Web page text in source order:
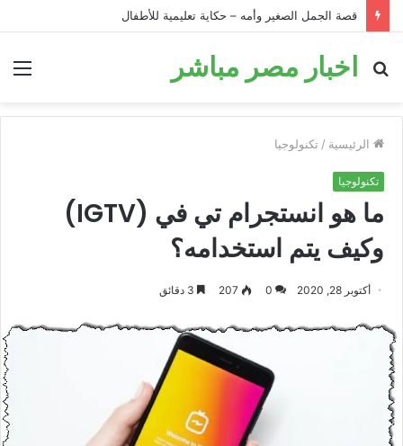
قصة الحمار في البئر: قصة تحفيزية للأطفال قبل النوم
اخبار مصر مباشر
بحث
الرئيسية / تكنولوجيا
تكنولوجيا
ما هو انستجرام تي في (IGTV)
وكيف يتم استخدامه؟
أكتوبر 28, 2020 0
207